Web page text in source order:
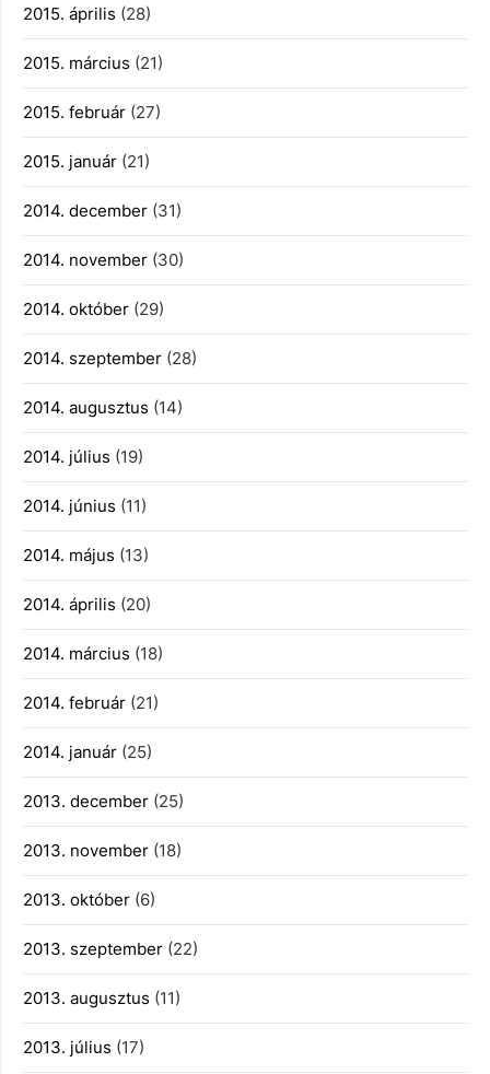
2015. április (28)
2015. március (21)
2015. február (27)
2015. január (21)
2014. december (31)
2014. november (30)
2014. október (29)
2014. szeptember (28)
2014. augusztus (14)
2014. július (19)
2014. június (11)
2014. május (13)
2014. április (20)
2014. március (18)
2014. február (21)
2014. január (25)
2013. december (25)
2013. november (18)
2013. október (6)
2013. szeptember (22)
2013. augusztus (11)
2013. július (17)